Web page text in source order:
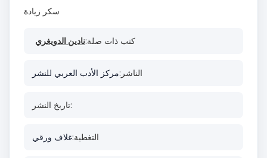
سكر زيادة
كتب ذات صلة:نادين الدويغري
الناشر:مركز الأدب العربي للنشر
تاريخ النشر:
التغطية:غلاف ورقي